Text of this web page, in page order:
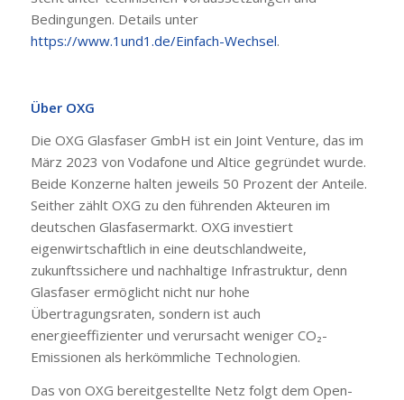
Bedingungen. Details unter
https://www.1und1.de/Einfach-Wechsel.
Über OXG
Die OXG Glasfaser GmbH ist ein Joint Venture, das im
März 2023 von Vodafone und Altice gegründet wurde.
Beide Konzerne halten jeweils 50 Prozent der Anteile.
Seither zählt OXG zu den führenden Akteuren im
deutschen Glasfasermarkt. OXG investiert
eigenwirtschaftlich in eine deutschlandweite,
zukunftssichere und nachhaltige Infrastruktur, denn
Glasfaser ermöglicht nicht nur hohe
Übertragungsraten, sondern ist auch
energieeffizienter und verursacht weniger CO₂-
Emissionen als herkömmliche Technologien.
Das von OXG bereitgestellte Netz folgt dem Open-